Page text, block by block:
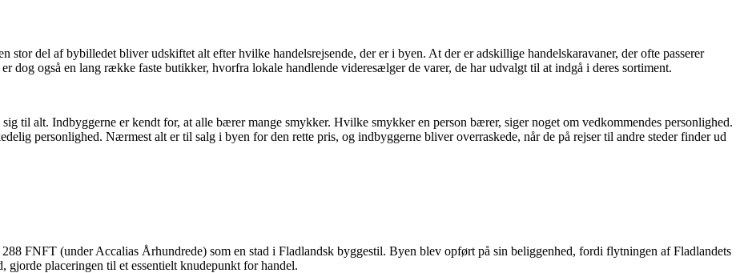
stor del af bybilledet bliver udskiftet alt efter hvilke handelsrejsende, der er i byen. At der er adskillige handelskaravaner, der ofte passerer
dog også en lang række faste butikker, hvorfra lokale handlende videresælger de varer, de har udvalgt til at indgå i deres sortiment.
til alt. Indbyggerne er kendt for, at alle bærer mange smykker. Hvilke smykker en person bærer, siger noget om vedkommendes personlighed.
personlighed. Nærmest alt er til salg i byen for den rette pris, og indbyggerne bliver overraskede, når de på rejser til andre steder finder ud
FNFT (under Accalias Århundrede) som en stad i Fladlandsk byggestil. Byen blev opført på sin beliggenhed, fordi flytningen af Fladlandets
placeringen til et essentielt knudepunkt for handel.